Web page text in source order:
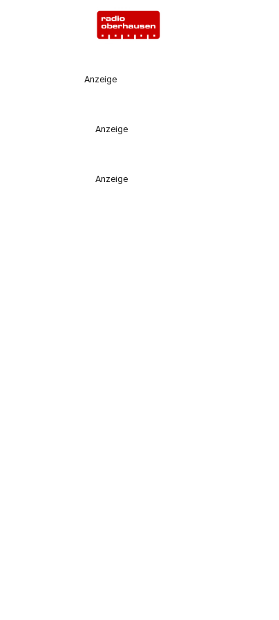
Anzeige
Anzeige
Anzeige